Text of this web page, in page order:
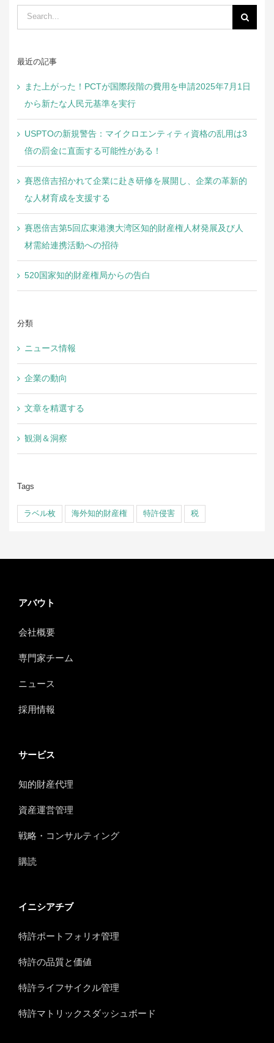
Search
for:
最近の記事
また上がった！PCTが国際段階の費用を申請2025年7月1日
から新たな人民元基準を実行
USPTOの新規警告：マイクロエンティティ資格の乱用は3
倍の罰金に直面する可能性がある！
賽恩倍吉招かれて企業に赴き研修を展開し、企業の革新的
な人材育成を支援する
賽恩倍吉第5回広東港澳大湾区知的財産権人材発展及び人
材需給連携活動への招待
520国家知的財産権局からの告白
分類
ニュース情報
企業の動向
文章を精選する
観測＆洞察
Tags
ラベル枚 海外知的財産権 特許侵害 税
アバウト
会社概要
専門家チーム
ニュース
採用情報
サービス
知的財産代理
資産運営管理
戦略・コンサルティング
購読
イニシアチブ
特許ポートフォリオ管理
特許の品質と価値
特許ライフサイクル管理
特許マトリックスダッシュボード